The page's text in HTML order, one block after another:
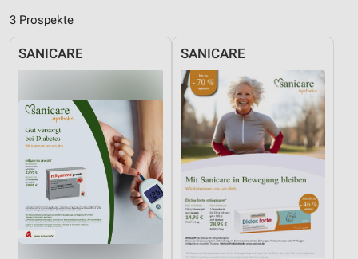
3 Prospekte
SANICARE SANICARE